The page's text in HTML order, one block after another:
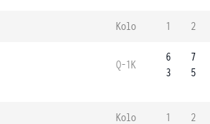
Kolo 1 2
Q-1K
6
3
7
5
Kolo 1 2